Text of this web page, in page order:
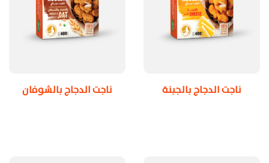
ناجت الدجاج بالجبنة ناجت الدجاج بالشوفان